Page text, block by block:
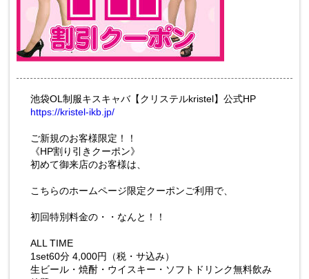
池袋OL制服キスキャバ【クリステルkristel】公式HP
https://kristel-ikb.jp/
ご新規のお客様限定！！
《HP割り引きクーポン》
初めて御来店のお客様は、
こちらのホームページ限定クーポンご利用で、
初回特別料金の・・なんと！！
ALL TIME
1set60分 4,000円（税・サ込み）
生ビール・焼酎・ウイスキー・ソフトドリンク無料飲み